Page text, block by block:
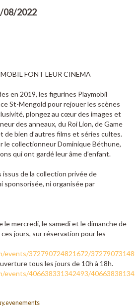
08/2022
FONT LEUR CINEMA
en 2019, les figurines Playmobil
St-Mengold pour rejouer les scènes
plongez au cœur des images et
des anneaux, du Roi Lion, de Game
de bien d’autres films et séries cultes.
le collectionneur Dominique Béthune,
qui ont gardé leur âme d’enfant.
de la collection privée de
sponsorisée, ni organisée par
le mercredi, le samedi et le dimanche de
jours, sur réservation pour les
events/372790724821672/
tous les jours de 10h à 18h.
events/406638331342493/